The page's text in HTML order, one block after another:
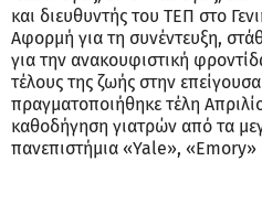
και διευθυντής του ΤΕΠ στο
Αφορμή για τη συνέντευξη,
για την ανακουφιστική
τέλους της ζωής στην
πραγματοποιήθηκε τέλη
καθοδήγηση γιατρών από τα
πανεπιστήμια «Yale»,